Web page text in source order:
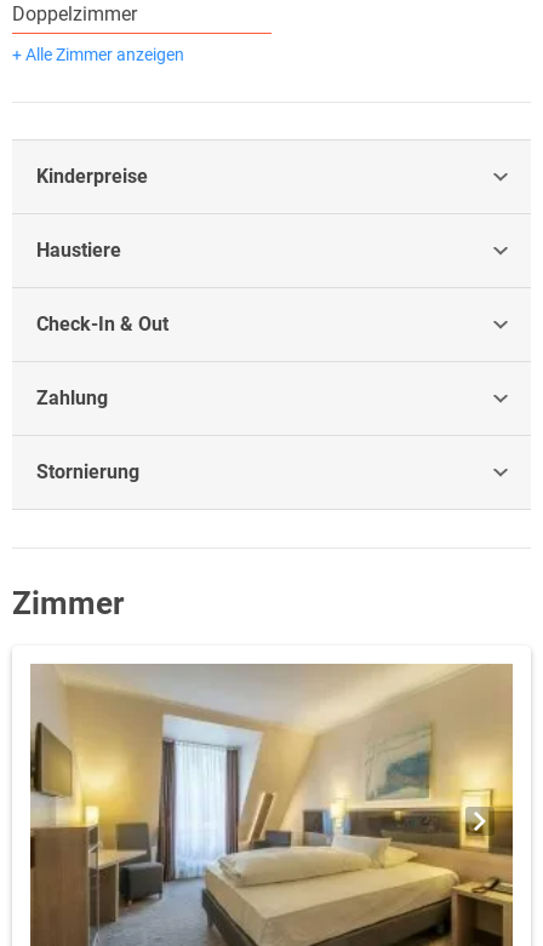
Doppelzimmer
+ Alle Zimmer anzeigen
Kinderpreise
Haustiere
Check-In & Out
Zahlung
Stornierung
Zimmer